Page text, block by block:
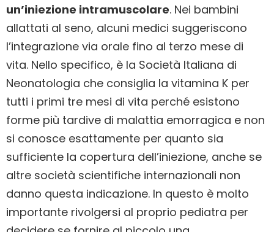
un’iniezione intramuscolare. Nei bambini
allattati al seno, alcuni medici suggeriscono
l’integrazione via orale fino al terzo mese di
vita. Nello specifico, è la Società Italiana di
Neonatologia che consiglia la vitamina K per
tutti i primi tre mesi di vita perché esistono
forme più tardive di malattia emorragica e non
si conosce esattamente per quanto sia
sufficiente la copertura dell’iniezione, anche se
altre società scientifiche internazionali non
danno questa indicazione. In questo è molto
importante rivolgersi al proprio pediatra per